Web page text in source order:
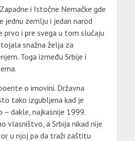
i Istočne Nemačke gde
jednu zemlju i jedan narod
prvo i pre svega u tom slučaju
snažna želja za
Toga između Srbije i
o imovini. Državna
tako izgubljena kad je
– dakle, najkasnije 1999.
vlasništvo, a Srbija nikad nije
u njoj pa da traži zaštitu